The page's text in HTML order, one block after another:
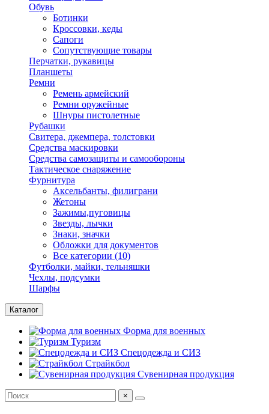
Обувь
Ботинки
Кроссовки, кеды
Сапоги
Сопутствующие товары
Перчатки, рукавицы
Планшеты
Ремни
Ремень армейский
Ремни оружейные
Шнуры пистолетные
Рубашки
Свитера, джемпера, толстовки
Средства маскировки
Средства самозащиты и самообороны
Тактическое снаряжение
Фурнитура
Аксельбанты, филиграни
Жетоны
Зажимы,пуговицы
Звезды, лычки
Знаки, значки
Обложки для документов
Все категории (10)
Футболки, майки, тельняшки
Чехлы, подсумки
Шарфы
Каталог
Форма для военных
Туризм
Спецодежда и СИЗ
Страйкбол
Сувенирная продукция
×